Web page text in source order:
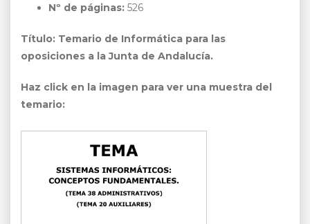
Nº de páginas: 526
Título: Temario de Informática para las
oposiciones a la Junta de Andalucía.
Haz click en la imagen para ver una muestra del
temario: